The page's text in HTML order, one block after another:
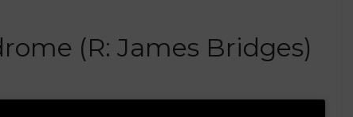
(R: James Bridges)